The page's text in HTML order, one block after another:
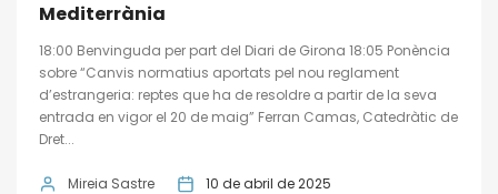
Mediterrània
18:00 Benvinguda per part del Diari de Girona 18:05 Ponència
sobre “Canvis normatius aportats pel nou reglament
d’estrangeria: reptes que ha de resoldre a partir de la seva
entrada en vigor el 20 de maig” Ferran Camas, Catedràtic de
Dret...
Mireia Sastre
10 de abril de 2025